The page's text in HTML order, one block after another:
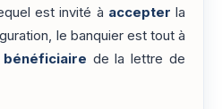
est invité à accepter la
le banquier est tout à
de la lettre de